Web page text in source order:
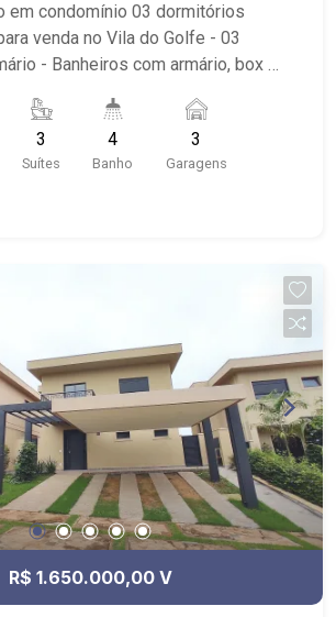
em condomínio 03 dormitórios
venda no Vila do Golfe - 03
- Banheiros com armário, box e
tradicional planejada -
Apenas cinco minutos do Ribeirão
Iguatemi. Perto da Escola
3
Suítes
4
Banho
3
Garagens
R$ 1.650.000,00 V